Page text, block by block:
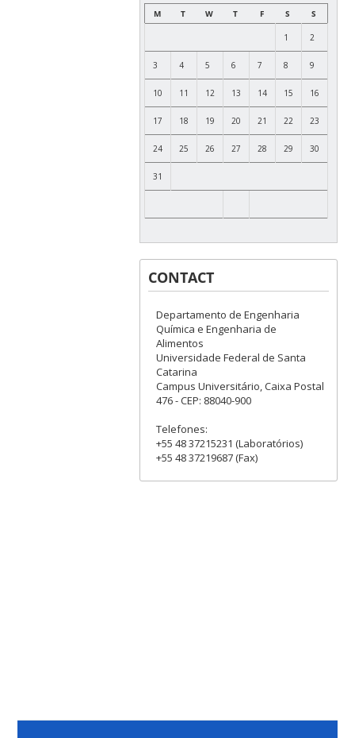
M
T W T F S S
1 2
3 4 5 6 7 8 9
10 11 12 13 14 15 16
17 18 19 20 21 22 23
24 25 26 27 28 29 30
31
CONTACT
Departamento de Engenharia
Química e Engenharia de
Alimentos
Universidade Federal de Santa
Catarina
Campus Universitário, Caixa Postal
476 - CEP: 88040-900
Telefones:
+55 48 37215231 (Laboratórios)
+55 48 37219687 (Fax)